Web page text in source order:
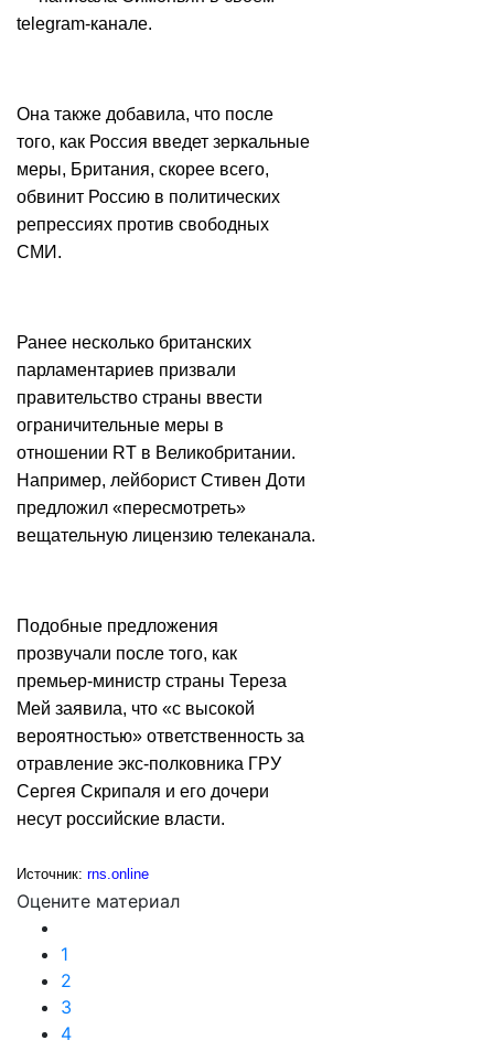
telegram-канале.
Она также добавила, что после
того, как Россия введет зеркальные
меры, Британия, скорее всего,
обвинит Россию в политических
репрессиях против свободных
СМИ.
Ранее несколько британских
парламентариев призвали
правительство страны ввести
ограничительные меры в
отношении RT в Великобритании.
Например, лейборист Стивен Доти
предложил «пересмотреть»
вещательную лицензию телеканала.
Подобные предложения
прозвучали после того, как
премьер-министр страны Тереза
Мей заявила, что «с высокой
вероятностью» ответственность за
отравление экс-полковника ГРУ
Сергея Скрипаля и его дочери
несут российские власти.
Источник: rns.online
Оцените материал
1
2
3
4